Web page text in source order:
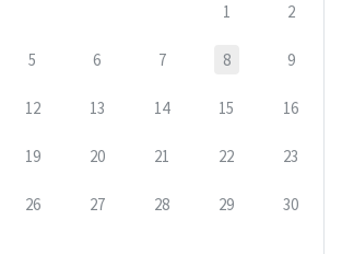
1 2
5 6 7 8 9
12 13 14 15 16
19 20 21 22 23
26 27 28 29 30